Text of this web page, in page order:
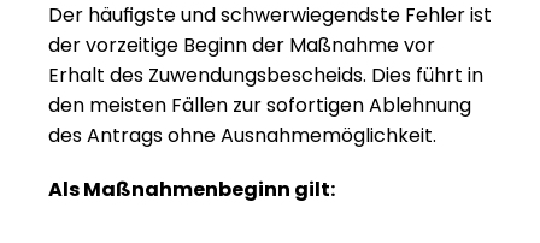
Der häufigste und schwerwiegendste Fehler ist
der vorzeitige Beginn der Maßnahme vor
Erhalt des Zuwendungsbescheids. Dies führt in
den meisten Fällen zur sofortigen Ablehnung
des Antrags ohne Ausnahmemöglichkeit.
Als Maßnahmenbeginn gilt: